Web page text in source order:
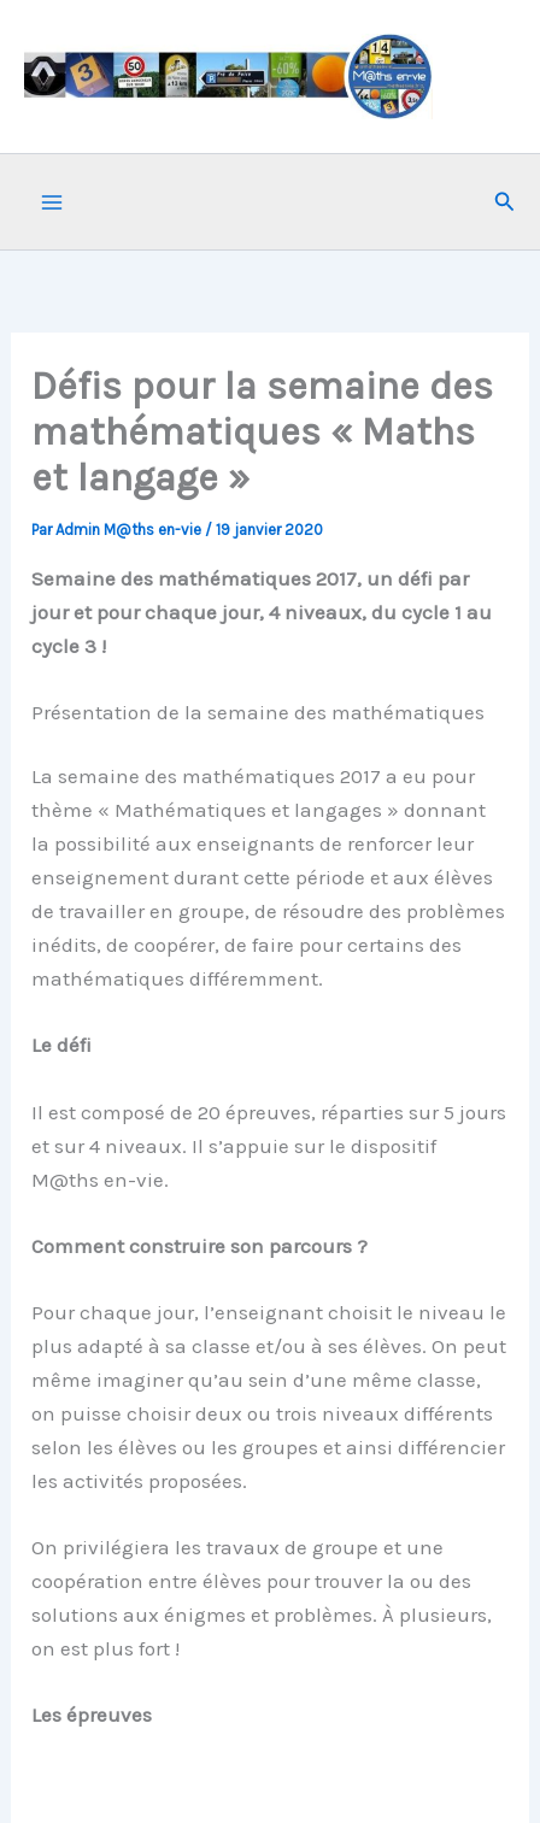
contenu
Défis pour la semaine des
mathématiques « Maths
et langage »
ParAdmin M@ths en-vie /19 janvier 2020
Semaine des mathématiques 2017, un défi par
jour et pour chaque jour, 4 niveaux, du cycle 1 au
cycle 3 !
Présentation de la semaine des mathématiques
La semaine des mathématiques 2017 a eu pour
thème « Mathématiques et langages » donnant
la possibilité aux enseignants de renforcer leur
enseignement durant cette période et aux élèves
de travailler en groupe, de résoudre des problèmes
inédits, de coopérer, de faire pour certains des
mathématiques différemment.
Le défi
Il est composé de 20 épreuves, réparties sur 5 jours
et sur 4 niveaux. Il s’appuie sur le dispositif
M@ths en-vie.
Comment construire son parcours ?
Pour chaque jour, l’enseignant choisit le niveau le
plus adapté à sa classe et/ou à ses élèves. On peut
même imaginer qu’au sein d’une même classe,
on puisse choisir deux ou trois niveaux différents
selon les élèves ou les groupes et ainsi différencier
les activités proposées.
On privilégiera les travaux de groupe et une
coopération entre élèves pour trouver la ou des
solutions aux énigmes et problèmes. À plusieurs,
on est plus fort !
Les épreuves